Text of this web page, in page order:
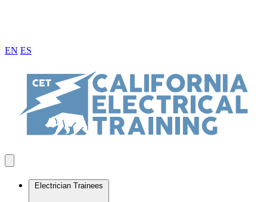
EN ES
Electrician Trainees